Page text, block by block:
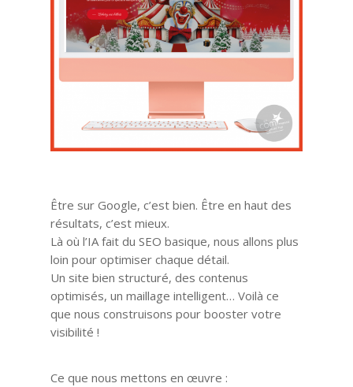
Être sur Google, c’est bien. Être en haut des
résultats, c’est mieux.
Là où l’IA fait du SEO basique, nous allons plus
loin pour optimiser chaque détail.
Un site bien structuré, des contenus
optimisés, un maillage intelligent… Voilà ce
que nous construisons pour booster votre
visibilité !
Ce que nous mettons en œuvre :